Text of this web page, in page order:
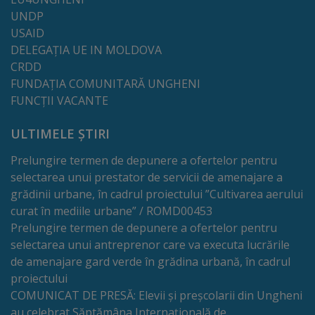
de
cerere
Arhitectură
și
Transparență
decizională
Proiecte
de
decizii
Decizii
UNDP
USAID
DELEGAȚIA UE IN MOLDOVA
CRDD
FUNDAȚIA COMUNITARĂ UNGHENI
FUNCȚII VACANTE
ULTIMELE ȘTIRI
Prelungire termen de depunere a ofertelor pentru
selectarea unui prestator de servicii de amenajare a
grădinii urbane, în cadrul proiectului ”Cultivarea aerului
curat în mediile urbane” / ROMD00453
Prelungire termen de depunere a ofertelor pentru
selectarea unui antreprenor care va executa lucrările
de amenajare gard verde în grădina urbană, în cadrul
proiectului
COMUNICAT DE PRESĂ: Elevii și preșcolarii din Ungheni